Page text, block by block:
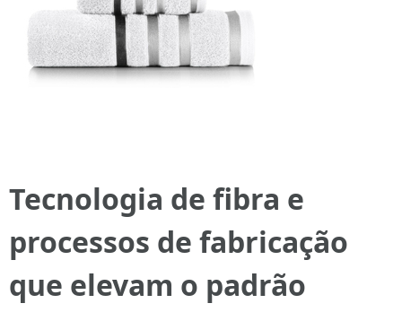
Tecnologia de fibra e
processos de fabricação
que elevam o padrão